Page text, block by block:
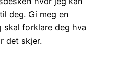
deg. Gi meg en
forklare deg hva
det skjer.